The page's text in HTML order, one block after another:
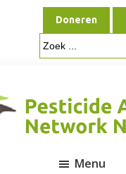
Doneren
Zoek
naar:
Menu